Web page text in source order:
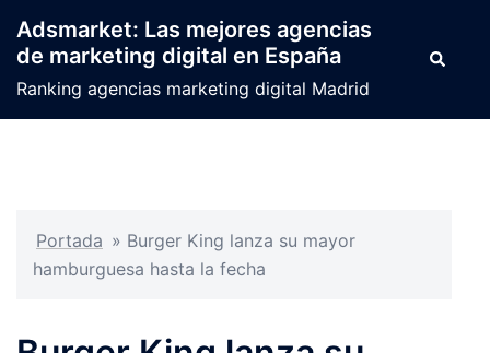
contenido
Adsmarket: Las mejores agencias
de marketing digital en España
Ranking agencias marketing digital Madrid
Buscar
Portada » Burger King lanza su mayor
hamburguesa hasta la fecha